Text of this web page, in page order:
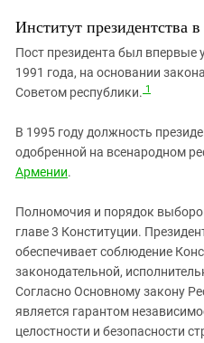
Кабардино-Балкария
Калмыкия
Карачаево-Черкесия
Краснодарский край
Российская Федерация
Ростовская область
Северная Осетия - Алания
СКФО
Ставропольский край
Институт президентства
Пост президента был впервые
1991 года, на основании
Советом республики. 1
В 1995 году должность
одобренной на всенародном
Армении.
Полномочия и порядок
главе 3 Конституции.
обеспечивает соблюдение
законодательной,
Согласно Основному закону
является гарантом
целостности и безопасности